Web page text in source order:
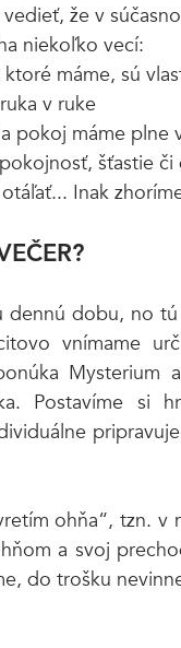
že v
niekoľko vecí:
máme, sú
v ruke
pokoj máme plne
šťastie
Inak
dobu, no
vnímame
Mysterium
Postavíme si
ohňa“, tzn.
a svoj
do trošku